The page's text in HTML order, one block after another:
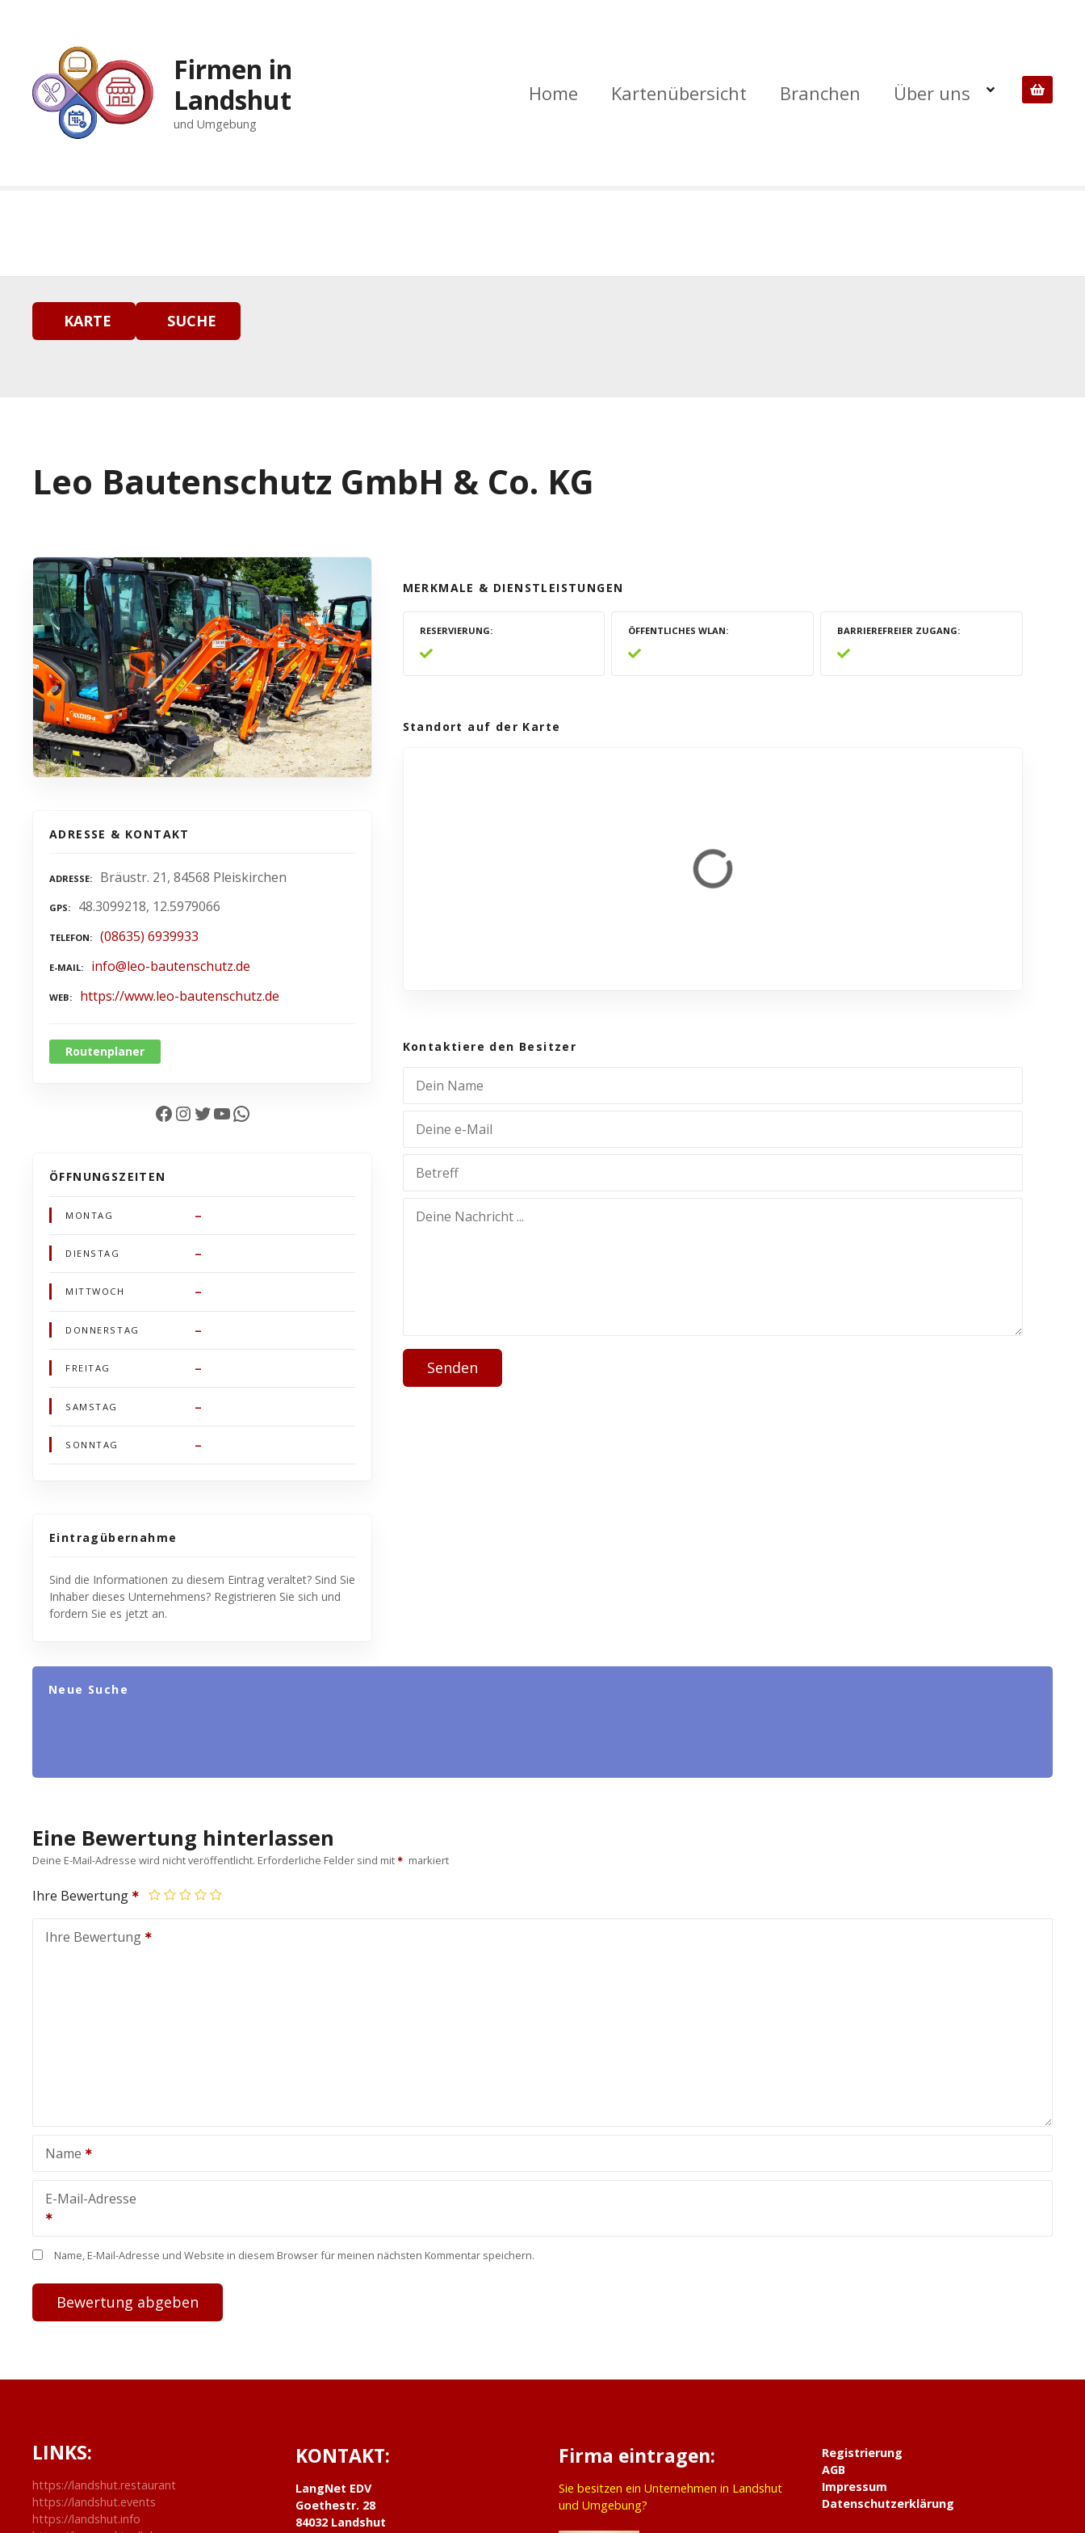
g
Firmen in
Landshut
und Umgebung
Home Kartenübersicht Branchen Über uns
KARTE SUCHE
Leo Bautenschutz GmbH & Co. KG
ADRESSE & KONTAKT
ADRESSE Bräustr. 21, 84568 Pleiskirchen
GPS 48.3099218, 12.5979066
TELEFON (08635) 6939933
E-MAIL info@leo-bautenschutz.de
WEB https://www.leo-bautenschutz.de
Routenplaner
Facebook InstagramTwitter YouTube WhatsApp
ÖFFNUNGSZEITEN
MONTAG –
DIENSTAG –
MITTWOCH –
DONNERSTAG –
FREITAG –
SAMSTAG –
SONNTAG –
Eintragübernahme
Sind die Informationen zu diesem Eintrag veraltet? Sind Sie
Inhaber dieses Unternehmens? Registrieren Sie sich und
fordern Sie es jetzt an.
MERKMALE & DIENSTLEISTUNGEN
RESERVIERUNG ÖFFENTLICHES WLAN BARRIEREFREIER ZUGANG
Standort auf der Karte
Kontaktiere den Besitzer
Senden
Neue Suche
Eine Bewertung hinterlassen
Deine E-Mail-Adresse wird nicht veröffentlicht. Erforderliche Felder sind mit markiert
Ihre Bewertung
Ihre Bewertung
Name
E-Mail-Adresse
Name, E-Mail-Adresse und Website in diesem Browser für meinen nächsten Kommentar speichern.
LINKS:
https://landshut.restaurant
https://landshut.events
https://landshut.info
KONTAKT:
LangNet EDV
Goethestr. 28
84032 Landshut
Firma eintragen:
Sie besitzen ein Unternehmen in Landshut
und Umgebung?
Registrierung
AGB
Impressum
Datenschutzerklärung